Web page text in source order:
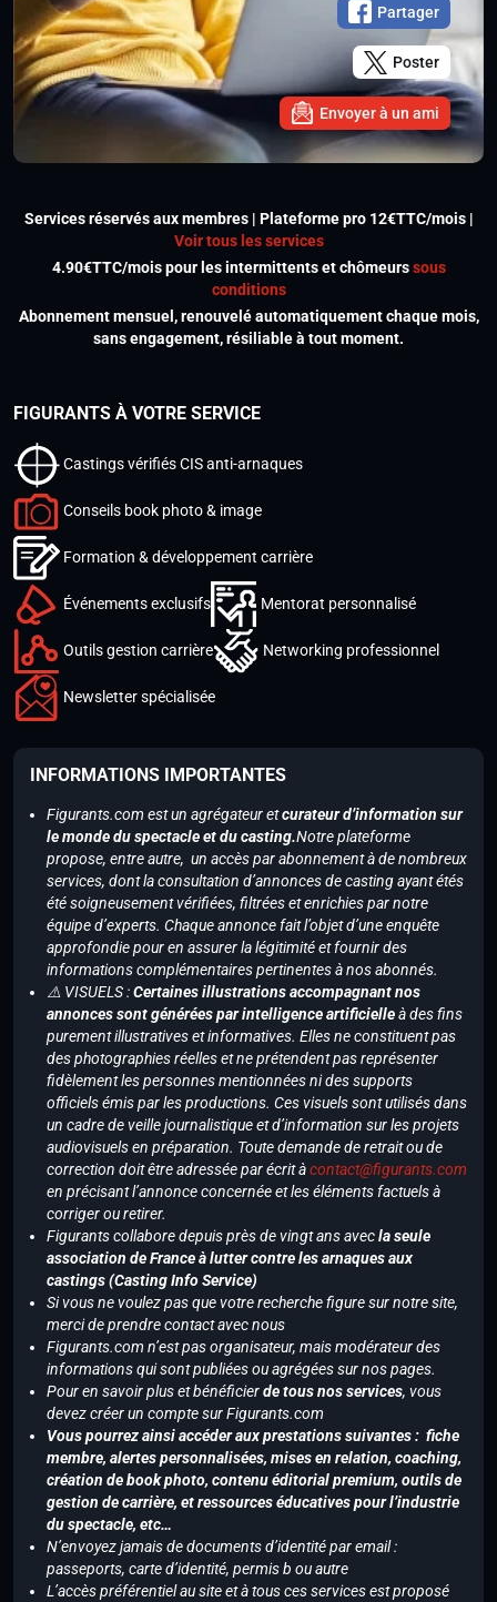
Partager
Poster
Envoyer à un ami
Services réservés aux membres | Plateforme pro 12€TTC/mois |
Voir tous les services
4.90€TTC/mois pour les intermittents et chômeurssous
conditions
Abonnement mensuel, renouvelé automatiquement chaque mois,
sans engagement, résiliable à tout moment.
FIGURANTS À VOTRE SERVICE
Castings vérifiés CIS anti-arnaques
Conseils book photo & image
Formation & développement carrière
Événements exclusifs Mentorat personnalisé
Outils gestion carrière Networking professionnel
Newsletter spécialisée
INFORMATIONS IMPORTANTES
Figurants.com est un agrégateur etcurateur d’information sur
le monde du spectacle et du casting.Notre plateforme
propose, entre autre, un accès par abonnement à de nombreux
services, dont la consultation d’annonces de casting ayant étés
été soigneusement vérifiées, filtrées et enrichies par notre
équipe d’experts. Chaque annonce fait l’objet d’une enquête
approfondie pour en assurer la légitimité et fournir des
informations complémentaires pertinentes à nos abonnés.
⚠️ VISUELS :Certaines illustrations accompagnant nos
annonces sont générées par intelligence artificielleà des fins
purement illustratives et informatives. Elles ne constituent pas
des photographies réelles et ne prétendent pas représenter
fidèlement les personnes mentionnées ni des supports
officiels émis par les productions. Ces visuels sont utilisés dans
un cadre de veille journalistique et d’information sur les projets
audiovisuels en préparation. Toute demande de retrait ou de
correction doit être adressée par écrit àcontact@figurants.com
en précisant l’annonce concernée et les éléments factuels à
corriger ou retirer.
Figurants collabore depuis près de vingt ans avecla seule
association de France à lutter contre les arnaques aux
castings (Casting Info Service)
Si vous ne voulez pas que votre recherche figure sur notre site,
merci de prendre contact avec nous
Figurants.com n’est pas organisateur, mais modérateur des
informations qui sont publiées ou agrégées sur nos pages.
Pour en savoir plus et bénéficierde tous nos services, vous
devez créer un compte sur Figurants.com
Vous pourrez ainsi accéder aux prestations suivantes : fiche
membre, alertes personnalisées, mises en relation, coaching,
création de book photo, contenu éditorial premium, outils de
gestion de carrière, et ressources éducatives pour l’industrie
du spectacle, etc…
N’envoyez jamais de documents d’identité par email :
passeports, carte d’identité, permis b ou autre
L’accès préférentiel au site et à tous ces services est proposé